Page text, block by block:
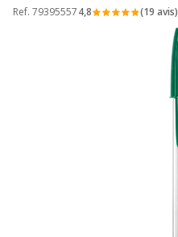
Ref. 793955574,8 (19 avis)